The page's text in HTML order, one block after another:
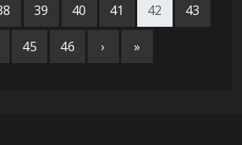
39 40 41 42 43
45 46 › »